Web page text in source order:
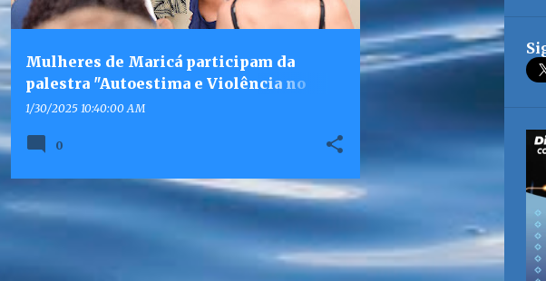
Mulheres de Maricá participam da
palestra "Autoestima e Violência no
Cotidiano"
1/30/2025 10:40:00 AM
0